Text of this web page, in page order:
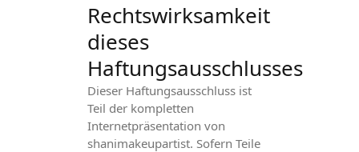
Rechtswirksamkeit
dieses
Haftungsausschlusses
Dieser Haftungsausschluss ist
Teil der kompletten
Internetpräsentation von
shanimakeupartist. Sofern Teile